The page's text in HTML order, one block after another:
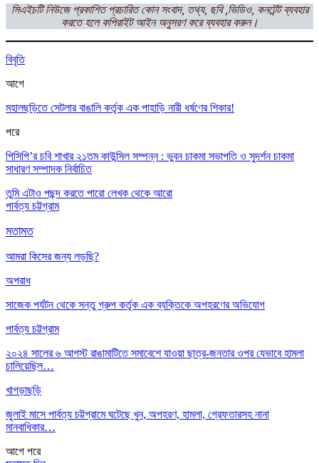
সিএইচটি নিউজে প্রকাশিত প্রচারিত কোন সংবাদ, তথ্য, ছবি ,ভিডিও, কনটেন্ট ব্যবহার
করতে হলে কপিরাইট আইন অনুসরণ করে ব্যবহার করুন।
বিবৃতি
আগে
মহালছড়িতে সেটলার বাঙালি কর্তৃক এক পাহাড়ি নারী ধর্ষণের শিকার!
পরে
পিসিপি’র চবি শাখার ২১তম কাউন্সিল সম্পন্ন : ভুবন চাকমা সভাপতি ও সুদর্শন চাকমা
সাধারণ সম্পাদক নির্বাচিত
তুমি এটাও পছন্দ করতে পারো লেখক থেকে আরো
পার্বত্য চট্টগ্রাম
মতামত
আমরা কিসের জন্য লড়ছি?
অপরাধ
সাজেক পর্যটন থেকে সন্তু গ্রুপ কর্তৃক এক ব্যক্তিকে অপহরণের অভিযোগ
পার্বত্য চট্টগ্রাম
২০২৪ সালের ৬ আগস্ট রাঙামাটিতে সমাবেশে যাওয়া ছাত্র-জনতার ওপর যেভাবে হামলা
চালিয়েছিল…
খাগড়াছড়ি
জুলাই মাসে পার্বত্য চট্টগ্রামে ঘটেছে খুন, অপহরণ, হামলা, গ্রেফতারসহ নানা
মানবাধিকার…
আগে পরে